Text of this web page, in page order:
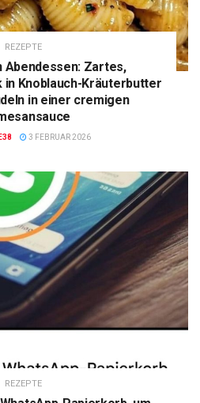
REZEPTE
Abendessen: Zartes,
in Knoblauch-Kräuterbutter
in einer cremigen
3 FEBRUAR 2026
REZEPTE